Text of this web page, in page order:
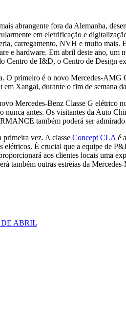
abrangente fora da Alemanha,
em eletrificação e
carregamento, NVH e muito
e hardware. Em abril deste ano,
de I&D, o Centro de Design
O primeiro é o novo
Xangai, durante o fim de semana
Mercedes‑Benz Classe G
nunca antes. Os visitantes da Auto
também poderá ser admirado
primeira vez. A classe Concept CLA é
É crucial que a equipe de
aos clientes locais uma
também outras estreias da
ABRIL